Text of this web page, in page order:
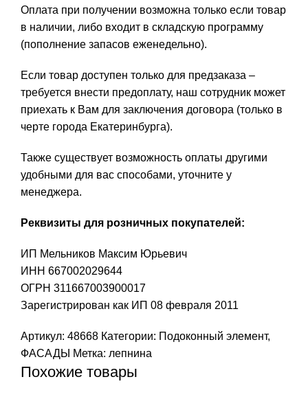
Оплата при получении возможна только если товар
в наличии, либо входит в складскую программу
(пополнение запасов еженедельно).
Если товар доступен только для предзаказа –
требуется внести предоплату, наш сотрудник может
приехать к Вам для заключения договора (только в
черте города Екатеринбурга).
Также существует возможность оплаты другими
удобными для вас способами, уточните у
менеджера.
Реквизиты для розничных покупателей:
ИП Мельников Максим Юрьевич
ИНН 667002029644
ОГРН 311667003900017
Зарегистрирован как ИП 08 февраля 2011
Артикул: 48668 Категории: Подоконный элемент,
ФАСАДЫ Метка: лепнина
Похожие товары